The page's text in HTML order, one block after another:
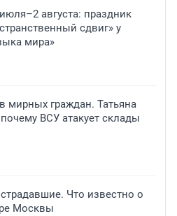
августа: праздник
сдвиг» у
мира»
мирных граждан. Татьяна
ВСУ атакует склады
Что известно о
Москвы